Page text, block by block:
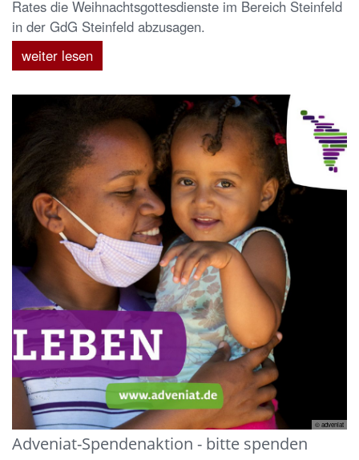
Rates die Weihnachtsgottesdienste im Bereich Steinfeld
in der GdG Steinfeld abzusagen.
weiter lesen
© adveniat
Adveniat-Spendenaktion - bitte spenden